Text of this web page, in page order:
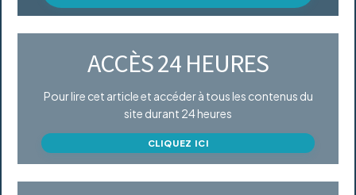
ACCÈS 24 HEURES
Pour lire cet article et accéder à tous les contenus du
site durant 24 heures
CLIQUEZ ICI